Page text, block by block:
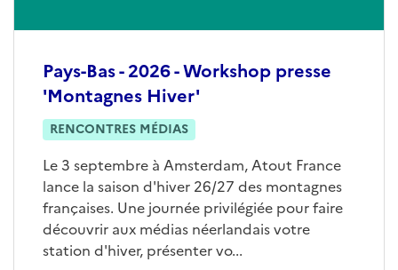
Pays-Bas - 2026 - Workshop presse
'Montagnes Hiver'
RENCONTRES MÉDIAS
Le 3 septembre à Amsterdam, Atout France
lance la saison d'hiver 26/27 des montagnes
françaises. Une journée privilégiée pour faire
découvrir aux médias néerlandais votre
station d'hiver, présenter vo...